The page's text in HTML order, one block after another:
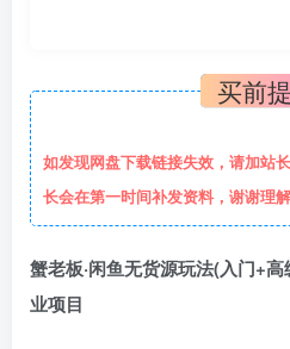
买前
如发现网盘下载链接失效，请加站
长会在第一时间补发资料，谢谢理解
蟹老板·闲鱼无货源玩法(入门+
业项目